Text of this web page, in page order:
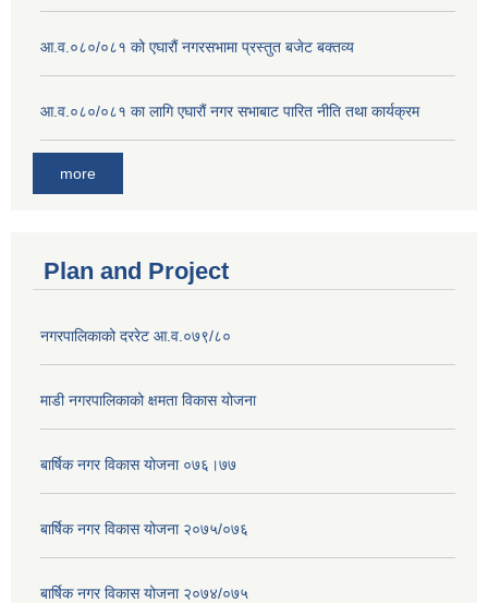
आ.व.०८०/०८१ को एघारौं नगरसभामा प्रस्तुत बजेट बक्तव्य
आ.व.०८०/०८१ का लागि एघारौं नगर सभाबाट पारित नीति तथा कार्यक्रम
more
Plan and Project
नगरपालिकाको दररेट आ.व.०७९/८०
माडी नगरपालिकाको क्षमता विकास योजना
बार्षिक नगर विकास योजना ०७६।७७
बार्षिक नगर विकास योजना २०७५/०७६
बार्षिक नगर विकास योजना २०७४/०७५